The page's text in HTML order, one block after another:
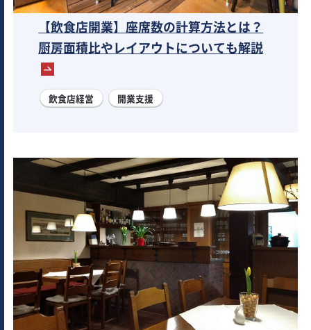
【飲食店開業】座席数の計算方法とは？
厨房面積比やレイアウトについても解説
飲食店経営 開業支援